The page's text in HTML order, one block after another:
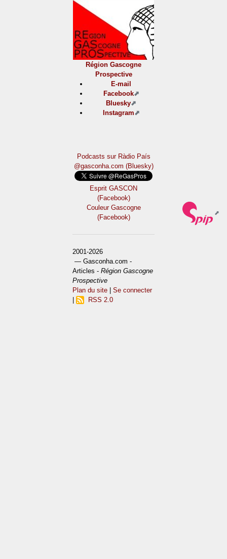
Région Gascogne
Prospective
E-mail
Facebook
Bluesky
Instagram
Podcasts sur Ràdio País
@gasconha.com (Bluesky)
Esprit GASCON
(Facebook)
Couleur Gascogne
(Facebook)
2001-2026
— Gasconha.com -
Articles -Région Gascogne
Prospective
Plan du site |Se connecter
RSS 2.0